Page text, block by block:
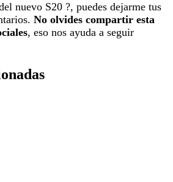
nuevo S20 ?, puedes dejarme tus
No olvides compartir esta
, eso nos ayuda a seguir